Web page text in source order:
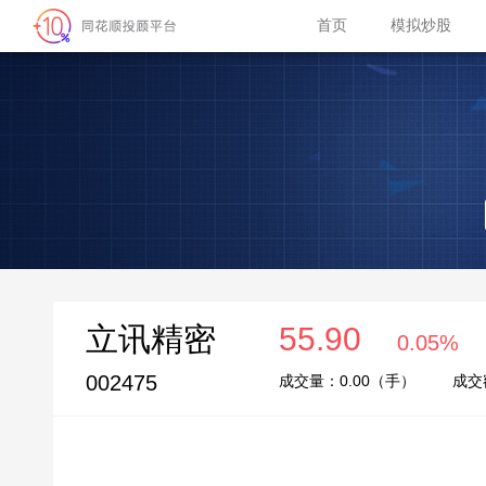
首页 模拟炒股
立讯精密
002475
55.90 0.05%
成交量： 0.00 （手） 成